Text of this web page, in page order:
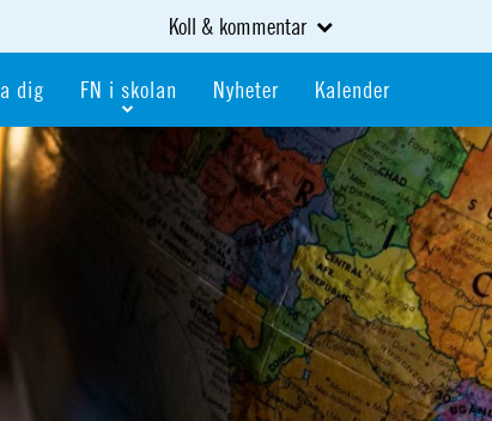
Koll & kommentar
dig
och event
skolan
FN i skolan
Bli skola med världskoll
Portalen för FN-skolor
Portalen för världskoll i skolan
Öppet skolmaterial
Nyheter Kalender